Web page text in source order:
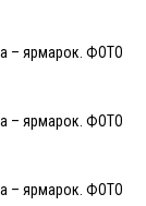
– ярмарок. ФОТО
– ярмарок. ФОТО
– ярмарок. ФОТО